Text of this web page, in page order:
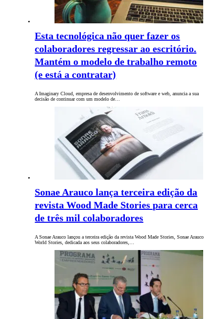
Esta tecnológica não quer fazer os
colaboradores regressar ao escritório.
Mantém o modelo de trabalho remoto
(e está a contratar)
A Imaginary Cloud, empresa de desenvolvimento de software e web, anuncia a sua
decisão de continuar com um modelo de…
Sonae Arauco lança terceira edição da
revista Wood Made Stories para cerca
de três mil colaboradores
A Sonae Arauco lançou a terceira edição da revista Wood Made Stories, Sonae Arauco
World Stories, dedicada aos seus colaboradores,…